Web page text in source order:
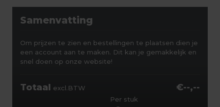
Samenvatting
Om prijzen te zien en bestellingen te plaatsen dien je
een account aan te maken. Dit kan je gemakkelijk en
snel doen op onze website!
Totaal excl.BTW €--,--
Per stuk